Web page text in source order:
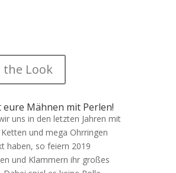
the Look
eure Mähnen mit Perlen!
uns in den letzten Jahren mit
und mega Ohrringen
haben, so feiern 2019
und Klammern ihr großes